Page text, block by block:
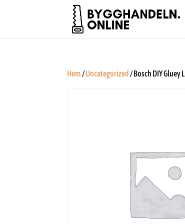
Hem/Uncategorized / Bosch DIY